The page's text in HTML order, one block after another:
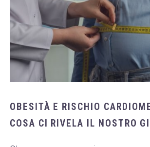
OBESITÀ E RISCHIO
COSA CI RIVELA IL NOSTRO